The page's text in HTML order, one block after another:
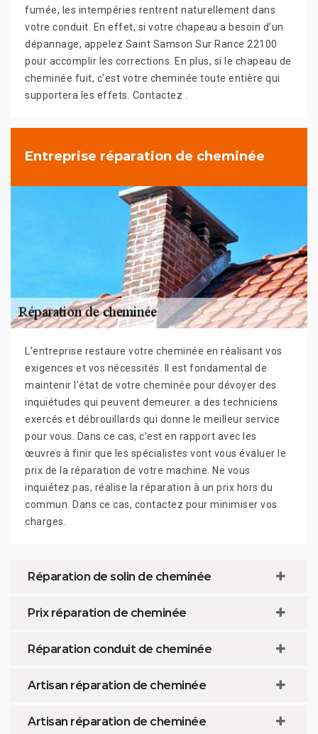
fumée, les intempéries rentrent naturellement dans
votre conduit. En effet, si votre chapeau a besoin d’un
dépannage, appelez Saint Samson Sur Rance 22100
pour accomplir les corrections. En plus, si le chapeau de
cheminée fuit, c’est votre cheminée toute entière qui
supportera les effets. Contactez .
Entreprise réparation de cheminée
L’entreprise restaure votre cheminée en réalisant vos
exigences et vos nécessités. Il est fondamental de
maintenir l’état de votre cheminée pour dévoyer des
inquiétudes qui peuvent demeurer. a des techniciens
exercés et débrouillards qui donne le meilleur service
pour vous. Dans ce cas, c’est en rapport avec les
œuvres à finir que les spécialistes vont vous évaluer le
prix de la réparation de votre machine. Ne vous
inquiétez pas, réalise la réparation à un prix hors du
commun. Dans ce cas, contactez pour minimiser vos
charges.
Réparation de solin de cheminée
Prix réparation de cheminée
Réparation conduit de cheminée
Artisan réparation de cheminée
Artisan réparation de cheminée